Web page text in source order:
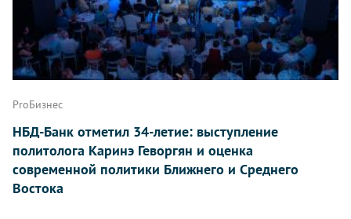
ProБизнес
НБД-Банк отметил 34-летие: выступление
политолога Каринэ Геворгян и оценка
современной политики Ближнего и Среднего
Востока